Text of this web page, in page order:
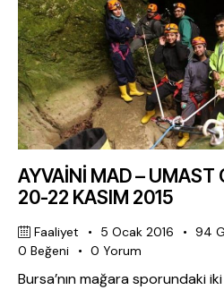
AYVAİNİ MAD – UMAST
20-22 KASIM 2015
Faaliyet 5 Ocak 2016 94
0 Beğeni 0 Yorum
Bursa’nın mağara sporundaki